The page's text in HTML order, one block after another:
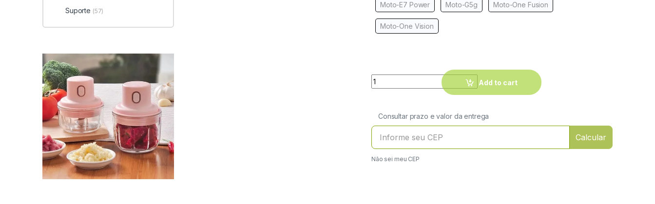
Moto-E7 Power Moto-G5g Moto-One Fusion
Moto-One Vision
Quantity
Add to cart
Consultar prazo e valor da entrega
Calcular
Não sei meu CEP
Suporte (57)